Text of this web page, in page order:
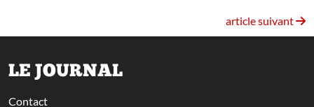
article suivant
LE JOURNAL
Contact